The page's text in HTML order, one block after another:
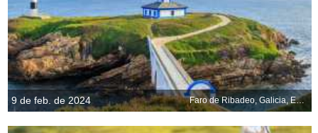
9 de feb. de 2024 Faro de Ribadeo, Galicia, España